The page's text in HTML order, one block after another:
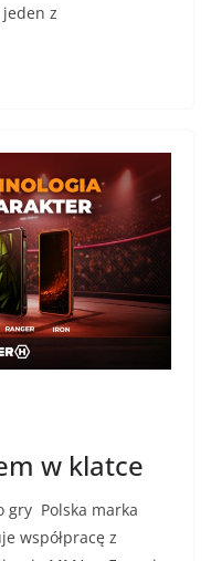
jeden z
w klatce
gry Polska marka
współpracę z